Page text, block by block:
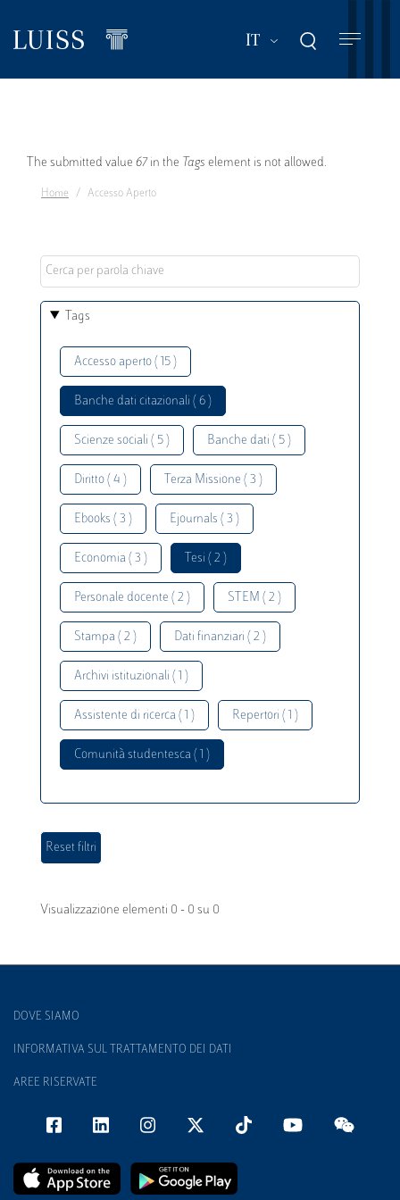
contenuto
IT Mostra ulteriori
Messaggio
di
The submitted value 67 in the Tags element is not allowed.
Home Accesso Aperto
Tags
Accesso aperto ( 15 )
Banche dati citazionali ( 6 )
Scienze sociali ( 5 ) Banche dati ( 5 )
Diritto ( 4 ) Terza Missione ( 3 )
Ebooks ( 3 ) Ejournals ( 3 )
Economia ( 3 ) Tesi ( 2 )
Personale docente ( 2 ) STEM ( 2 )
Stampa ( 2 ) Dati finanziari ( 2 )
Archivi istituzionali ( 1 )
Assistente di ricerca ( 1 ) Repertori ( 1 )
Comunità studentesca ( 1 )
Visualizzazione elementi 0 - 0 su 0
DOVE SIAMO
INFORMATIVA SUL TRATTAMENTO DEI DATI
AREE RISERVATE